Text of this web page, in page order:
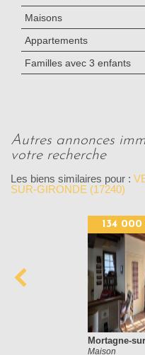
Maisons
Appartements
Familles avec 3 enfants
autres annonces immobilières correspondant à
votre recherche
Les biens similaires pour :
SUR-GIRONDE (17240)
134
Mortagne-
Maison